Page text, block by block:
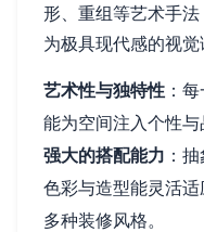
形、重组等艺术手
为极具现代感的视
艺术性与独特性 ：
能为空间注入个性与
强大的搭配能力 ：
色彩与造型能灵活
多种装修风格。